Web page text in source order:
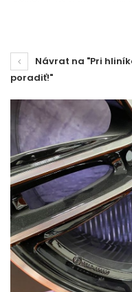
Návrat na "Pri
poradiť!"